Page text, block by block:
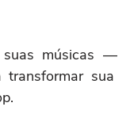
músicas —
transformar sua